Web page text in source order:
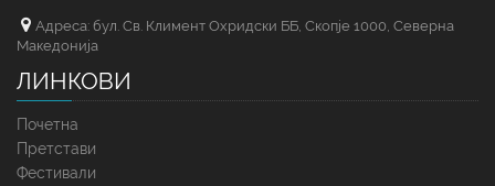
Адреса: бул. Св. Климент Охридски ББ, Скопје 1000, Северна
Македонија
ЛИНКОВИ
Почетна
Претстави
Фестивали